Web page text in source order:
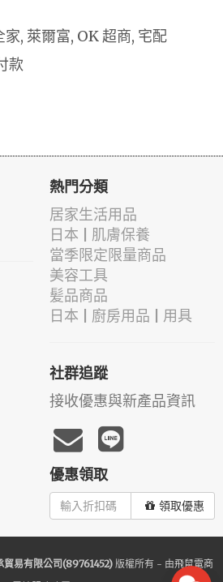
, 萊爾富, OK 超商, 宅配
款
熱門分類
居家生活用品
日本 | 肌膚保養
當季限定限量商品
美容工具
髪品商品
日本 | 廚房用品 | 用具
社群追蹤
接收優惠與新產品資訊
優惠領取
領取優惠
貿易有限公司(89761452)版權所有 - 由飛鼠電商